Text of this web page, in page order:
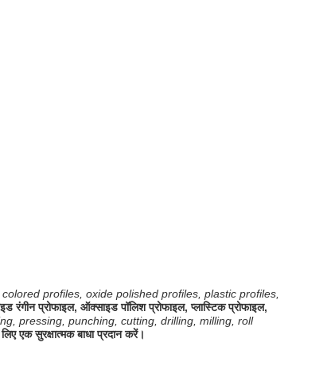
profiles, oxide polished profiles, plastic profiles,
रंगीन प्रोफाइल, ऑक्साइड पॉलिश प्रोफाइल, प्लास्टिक प्रोफाइल,
pressing, punching, cutting, drilling, milling, roll
एक सुरक्षात्मक बाधा प्रदान करें।